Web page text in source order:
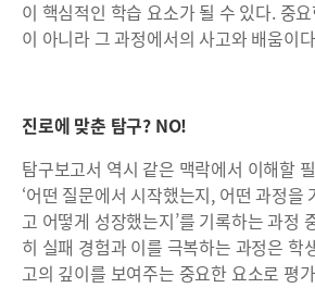
이 핵심적인 학습 요소가 될 수 있다. 중
이 아니라 그 과정에서의 사고와 배움이
진로에 맞춘 탐구? NO!
탐구보고서 역시 같은 맥락에서 이해할
‘어떤 질문에서 시작했는지, 어떤 과정을
고 어떻게 성장했는지’를 기록하는 과정
히 실패 경험과 이를 극복하는 과정은 학
고의 깊이를 보여주는 중요한 요소로 평